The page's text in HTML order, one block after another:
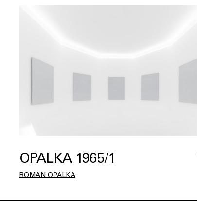
OPALKA 1965/1
ROMAN OPALKA